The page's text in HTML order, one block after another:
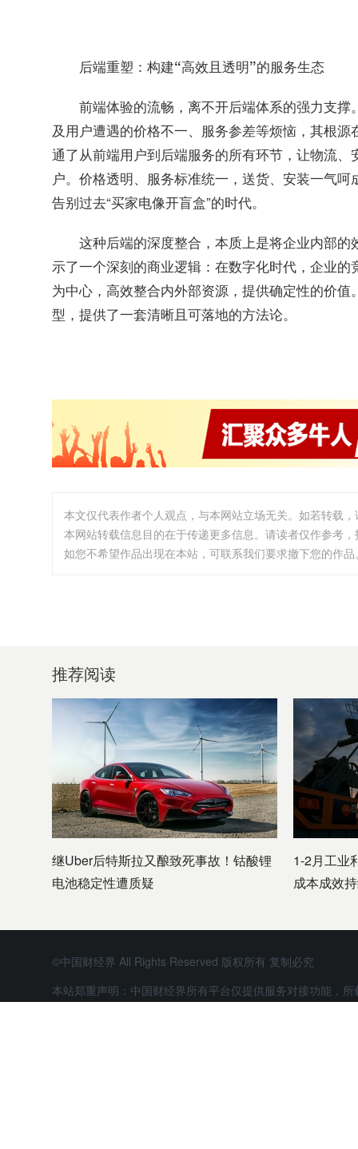
后端重塑：构建“高效且透明”的服务生态
前端体验的流畅，离不开后端体系的强力支
及用户遭遇的价格不一、服务参差等烦恼，其根
通了从前端用户到后端服务的所有环节，让物流
户。价格透明、服务标准统一，送货、安装一气
告别过去“买家电像开盲盒”的时代。
这种后端的深度整合，本质上是将企业内部
示了一个深刻的商业逻辑：在数字化时代，企业
为中心，高效整合内外部资源，提供确定性的价
型，提供了一套清晰且可落地的方法论。
本文仅代表作者个人观点，与本网站立场无关。如若转载
本网站转载信息目的在于传递更多信息。请读者仅作参考
如您不希望作品出现在本站，可联系我们要求撤下您的作
推荐阅读
继Uber后特斯拉又酿致死事故！钴酸锂
电池稳定性遭质疑
1-2月工业
成本成效
©中国财经界 All Rights Reserved 版权所有 复制必究
本站郑重声明：中国财经界所有平台仅提供服务对接功能，